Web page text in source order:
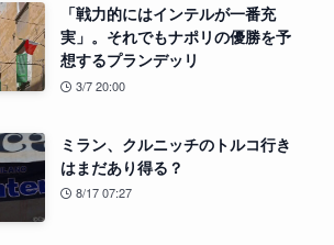
「戦力的にはインテルが一番充
実」。それでもナポリの優勝を予
想するプランデッリ
3/7 20:00
ミラン、クルニッチのトルコ行き
はまだあり得る？
8/17 07:27